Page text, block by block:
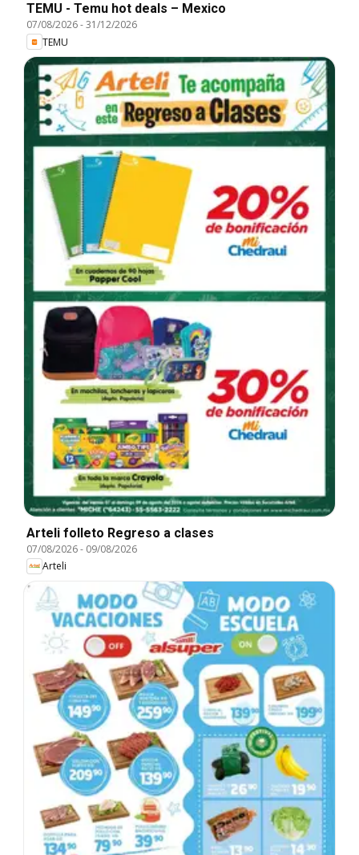
TEMU - Temu hot deals – Mexico
07/08/2026-31/12/2026
TEMU
Arteli folleto Regreso a clases
07/08/2026- 09/08/2026
Arteli